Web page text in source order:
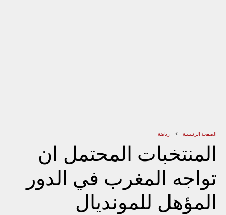
الصفحة الرئيسية رياضة
المنتخبات المحتمل ان
تواجه المغرب في الدور
المؤهل للمونديال